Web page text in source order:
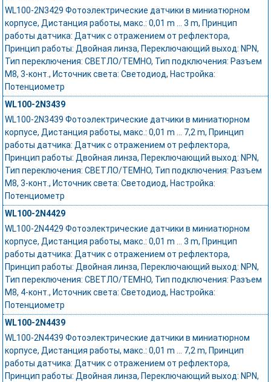
WL100-2N3429 Фотоэлектрические датчики в миниатюрном
корпусе, Дистанция работы, макс.: 0,01 m ... 3 m, Принцип
работы датчика: Датчик с отражением от рефлектора,
Принцип работы: Двойная линза, Переключающий выход: NPN,
Тип переключения: СВЕТЛО/ТЕМНО, Тип подключения: Разъем
M8, 3-конт., Источник света: Светодиод, Настройка:
Потенциометр
WL100-2N3439
WL100-2N3439 Фотоэлектрические датчики в миниатюрном
корпусе, Дистанция работы, макс.: 0,01 m ... 7,2 m, Принцип
работы датчика: Датчик с отражением от рефлектора,
Принцип работы: Двойная линза, Переключающий выход: NPN,
Тип переключения: СВЕТЛО/ТЕМНО, Тип подключения: Разъем
M8, 3-конт., Источник света: Светодиод, Настройка:
Потенциометр
WL100-2N4429
WL100-2N4429 Фотоэлектрические датчики в миниатюрном
корпусе, Дистанция работы, макс.: 0,01 m ... 3 m, Принцип
работы датчика: Датчик с отражением от рефлектора,
Принцип работы: Двойная линза, Переключающий выход: NPN,
Тип переключения: СВЕТЛО/ТЕМНО, Тип подключения: Разъем
M8, 4-конт., Источник света: Светодиод, Настройка:
Потенциометр
WL100-2N4439
WL100-2N4439 Фотоэлектрические датчики в миниатюрном
корпусе, Дистанция работы, макс.: 0,01 m ... 7,2 m, Принцип
работы датчика: Датчик с отражением от рефлектора,
Принцип работы: Двойная линза, Переключающий выход: NPN,